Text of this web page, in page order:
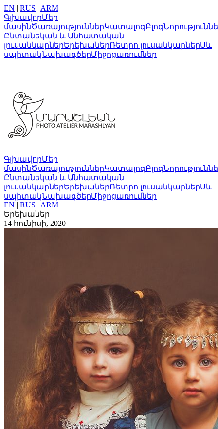
EN | RUS | ARM
ԳլխավորՄեր
մասինԾառայություններԿատալոգԲլոգ
Ընտանեկան և Անհատական
լուսանկարներԵրեխաներՌետրո լուսանկարներՍև
սպիտակՆախագծերՄիջոցառումներ
ԳլխավորՄեր
մասինԾառայություններԿատալոգԲլոգ
Ընտանեկան և Անհատական
լուսանկարներԵրեխաներՌետրո լուսանկարներՍև
սպիտակՆախագծերՄիջոցառումներ
EN | RUS | ARM
Երեխաներ
14 հունիսի, 2020